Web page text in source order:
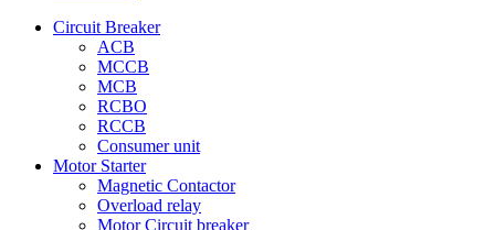
Circuit Breaker
ACB
MCCB
MCB
RCBO
RCCB
Consumer unit
Motor Starter
Magnetic Contactor
Overload relay
Motor Circuit breaker